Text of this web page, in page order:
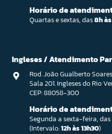
Horário de
Quartas e sextas, das8h
Ingleses / Atendimento
Rod. João Gualberto
Sala 201. Ingleses do Rio
CEP: 88058-300
Horário de
Segunda a sexta-feira, das
(Intervalo:12h às 13h30)